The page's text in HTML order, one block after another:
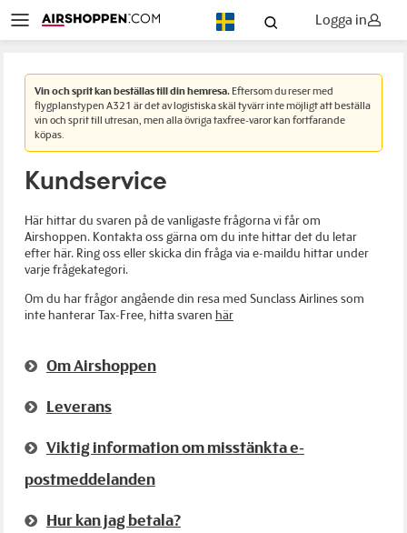
Logga in
Vin och sprit kan beställas till din hemresa.Eftersom du reser med
flygplanstypen A321 är det av logistiska skäl tyvärr inte möjligt att beställa
vin och sprit till utresan, men alla övriga taxfree-varor kan fortfarande
köpas.
Kundservice
Här hittar du svaren på de vanligaste frågorna vi får om
Airshoppen. Kontakta oss gärna om du inte hittar det du letar
efter här. Ring oss eller skicka din fråga via e-maildu hittar under
varje frågekategori.
Om du har frågor angående din resa med Sunclass Airlines som
inte hanterar Tax-Free, hitta svaren här
Om Airshoppen
Leverans
Viktig information om misstänkta e-
postmeddelanden
Hur kan jag betala?